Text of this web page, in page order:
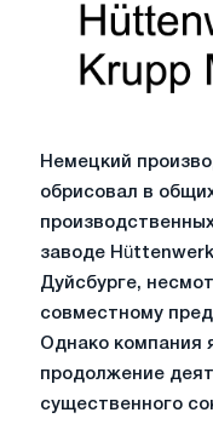
Немецкий
обрисовал в
заводе
Дуйсбурге,
совместному
Однако компания
продолжение
существенного